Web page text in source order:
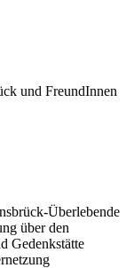
und FreundInnen
Überlebende
über den
Gedenkstätte